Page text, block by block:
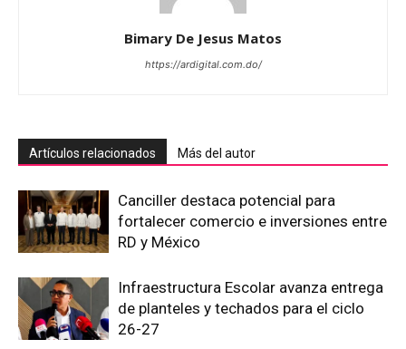
Bimary De Jesus Matos
https://ardigital.com.do/
Artículos relacionados Más del autor
Canciller destaca potencial para
fortalecer comercio e inversiones entre
RD y México
Infraestructura Escolar avanza entrega
de planteles y techados para el ciclo
26-27